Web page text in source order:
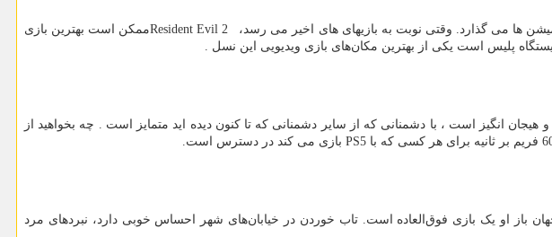
ها می گذارد. وقتی نوبت به بازیهای های اخیر می رسد، Resident Evil 2ممکن است بهترین بازی
پلیس است یکی از بهترین مکان‌های بازی ویدیویی این نسل .
هیجان انگیز است ، با دشمنانی که از سایر دشمنانی که تا کنون دیده اید متمایز است . چه بخواهید از
PS5 بازی می کند در دسترس است.
باز او یک بازی فوق‌العاده است. تاب خوردن در خیابان‌های شهر احساس خوبی دارد، نبردهای مرد